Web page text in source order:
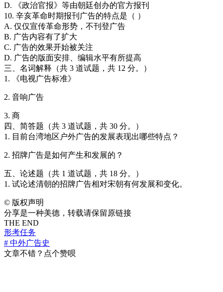
D. 《政治官报》等由朝廷创办的官方报刊
10. 辛亥革命时期报刊广告的特点是（ ）
A. 仅仅宣传革命形势，不刊登广告
B. 广告内容有了扩大
C. 广告的效果开始被关注
D. 广告的版面安排、编辑水平有所提高
三、名词解释（共 3 道试题，共 12 分。）
1. 《电视广告标准》
2. 音响广告
3. 商
四、简答题（共 3 道试题，共 30 分。）
1. 目前台湾地区户外广告的发展表现出哪些特点？
2. 招牌广告是如何产生和发展的？
五、论述题（共 1 道试题，共 18 分。）
1. 试论述清朝的招牌广告相对宋朝有何发展和变化。
© 版权声明
分享是一种美德，转载请保留原链接
THE END
形考任务
# 中外广告史
文章不错？点个赞呗